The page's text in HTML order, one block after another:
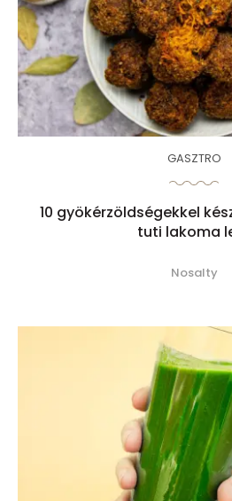
GASZTRO
10 gyökérzöldségekkel
tuti lakoma
Nosalty